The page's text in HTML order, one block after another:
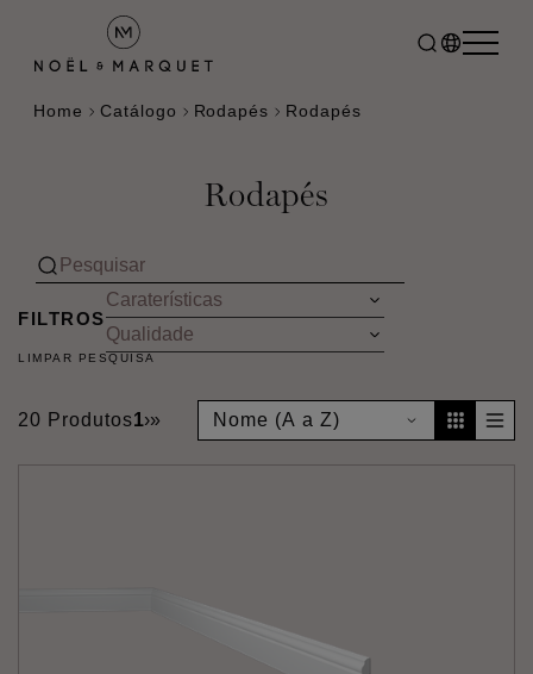
Home Catálogo Rodapés Rodapés
Rodapés
FILTROS
LIMPAR PESQUISA
20 Produtos1›»